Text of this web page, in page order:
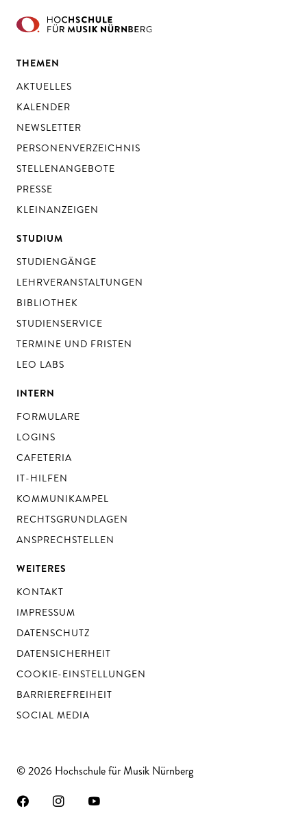
THEMEN
AKTUELLES
KALENDER
NEWSLETTER
PERSONENVERZEICHNIS
STELLENANGEBOTE
PRESSE
KLEINANZEIGEN
STUDIUM
STUDIENGÄNGE
LEHRVERANSTALTUNGEN
BIBLIOTHEK
STUDIENSERVICE
TERMINE UND FRISTEN
LEO LABS
INTERN
FORMULARE
LOGINS
CAFETERIA
IT-HILFEN
KOMMUNIKAMPEL
RECHTSGRUNDLAGEN
ANSPRECHSTELLEN
WEITERES
KONTAKT
IMPRESSUM
DATENSCHUTZ
DATENSICHERHEIT
COOKIE-EINSTELLUNGEN
BARRIEREFREIHEIT
SOCIAL MEDIA
© 2026 Hochschule für Musik Nürnberg